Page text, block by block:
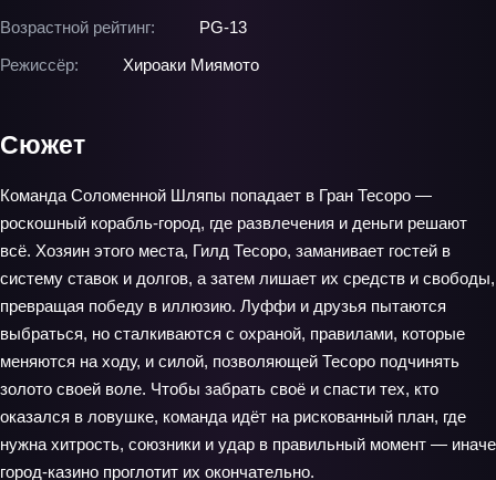
Возрастной рейтинг:
PG-13
Режиссёр:
Хироаки Миямото
Сюжет
Команда Соломенной Шляпы попадает в Гран Тесоро —
роскошный корабль‑город, где развлечения и деньги решают
всё. Хозяин этого места, Гилд Тесоро, заманивает гостей в
систему ставок и долгов, а затем лишает их средств и свободы,
превращая победу в иллюзию. Луффи и друзья пытаются
выбраться, но сталкиваются с охраной, правилами, которые
меняются на ходу, и силой, позволяющей Тесоро подчинять
золото своей воле. Чтобы забрать своё и спасти тех, кто
оказался в ловушке, команда идёт на рискованный план, где
нужна хитрость, союзники и удар в правильный момент — иначе
город‑казино проглотит их окончательно.